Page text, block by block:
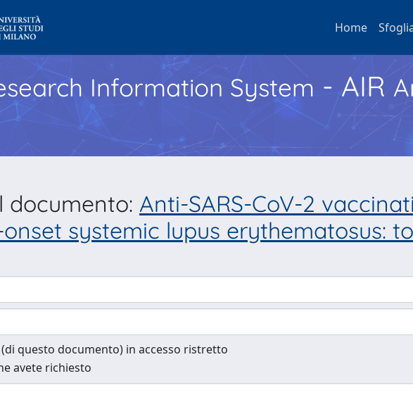
Home
Information System - AIR
documento: Anti-SARS-CoV-2
systemic lupus erythematosus:
questo documento) in accesso ristretto
avete richiesto